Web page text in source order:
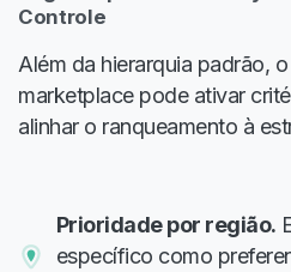
Controle
Além da hierarquia padrão,
marketplace pode ativar
alinhar o ranqueamento à
Prioridade por região.
específico como